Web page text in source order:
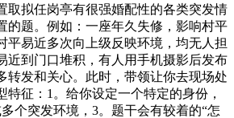
取拟任岗亭有很强婚配性的各类突发情
的题。例如：一座年久失修，影响村平
平易近多次向上级反映环境，均无人担
近到门口堆积，有人用手机摄影后发布
转发和关心。此时，带领让你去现场处
特征：1。给你设定一个特定的身份，
个突发环境，3。题干会有较着的“怎